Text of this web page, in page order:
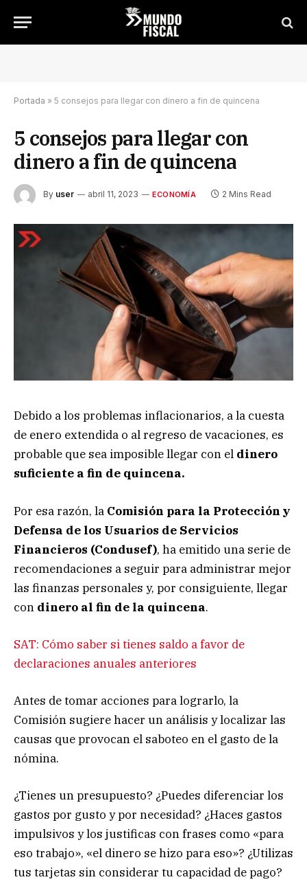
Portada » 5 consejos para llegar con dinero a fin de quincena
5 consejos para llegar con
dinero a fin de quincena
By user abril 11, 2023 ECONOMÍA 2 Mins Read
Debido a los problemas inflacionarios, a la cuesta
de enero extendida o al regreso de vacaciones, es
probable que sea imposible llegar con el dinero
suficiente a fin de quincena.
Por esa razón, la Comisión para la Protección y
Defensa de los Usuarios de Servicios
Financieros (Condusef), ha emitido una serie de
recomendaciones a seguir para administrar mejor
las finanzas personales y, por consiguiente, llegar
con dinero al fin de la quincena.
SAT: Cómo saber si tienes saldo a favor de
declaraciones anuales anteriores
Antes de tomar acciones para lograrlo, la
Comisión sugiere hacer un análisis y localizar las
causas que provocan el saboteo en el gasto de la
nómina.
¿Tienes un presupuesto? ¿Puedes diferenciar los
gastos por gusto y por necesidad? ¿Haces gastos
impulsivos y los justificas con frases como «para
eso trabajo», «el dinero se hizo para eso»? ¿Utilizas
tus tarjetas sin considerar tu capacidad de pago?